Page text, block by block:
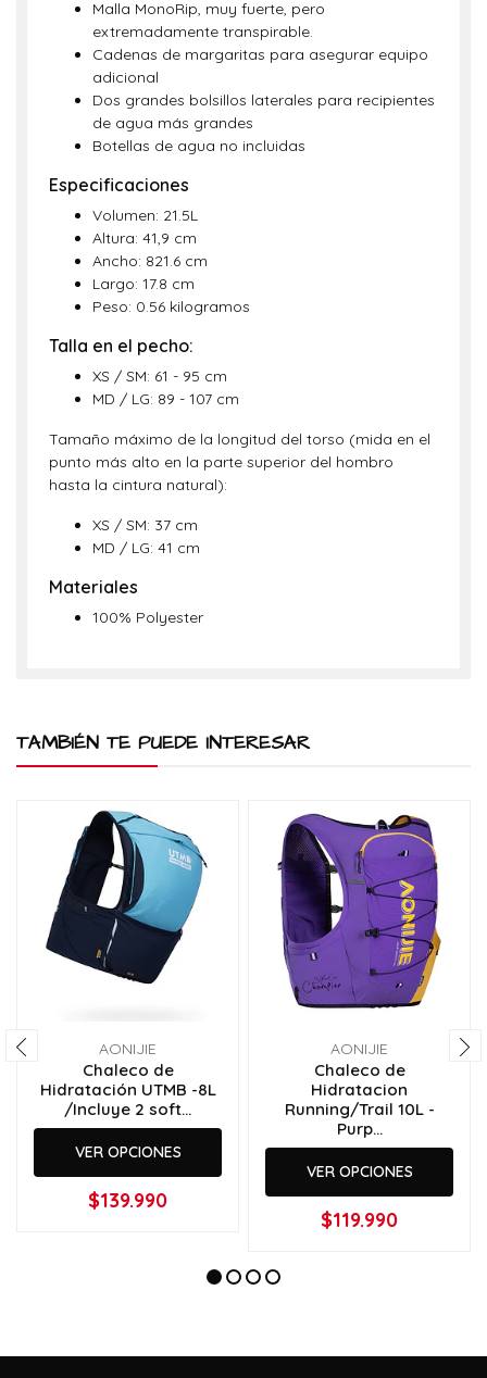
Malla MonoRip, muy fuerte, pero
extremadamente transpirable.
Cadenas de margaritas para asegurar equipo
adicional
Dos grandes bolsillos laterales para recipientes
de agua más grandes
Botellas de agua no incluidas
Especificaciones
Volumen: 21.5L
Altura: 41,9 cm
Ancho: 821.6 cm
Largo: 17.8 cm
Peso: 0.56 kilogramos
Talla en el pecho:
XS / SM: 61 - 95 cm
MD / LG: 89 - 107 cm
Tamaño máximo de la longitud del torso (mida en el
punto más alto en la parte superior del hombro
hasta la cintura natural):
XS / SM: 37 cm
MD / LG: 41 cm
Materiales
100% Polyester
TAMBIÉN TE PUEDE INTERESAR
AONIJIE
Chaleco de
Hidratación UTMB -8L
/Incluye 2 soft...
VER OPCIONES
$139.990
AONIJIE
Chaleco de
Hidratacion
Running/Trail 10L -
Purp...
VER OPCIONES
$119.990